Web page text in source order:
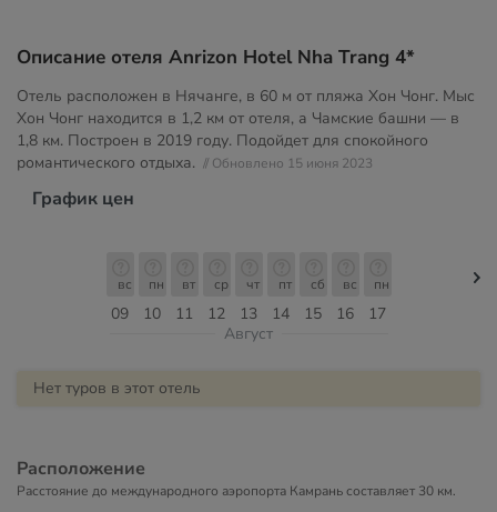
Описание отеля Anrizon Hotel Nha Trang 4*
Отель расположен в Нячанге, в 60 м от пляжа Хон Чонг. Мыс
Хон Чонг находится в 1,2 км от отеля, а Чамские башни — в
1,8 км. Построен в 2019 году. Подойдет для спокойного
романтического отдыха. // Обновлено 15 июня 2023
График цен
09
вс
10
пн
11
вт
12
ср
13
чт
14
пт
15
сб
16
вс
17
пн
Август
Нет туров в этот отель
Расположение
Расстояние до международного аэропорта Камрань составляет 30 км.